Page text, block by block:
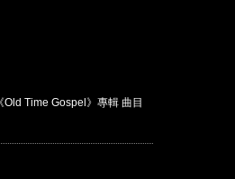
Time Gospel》專輯 曲目